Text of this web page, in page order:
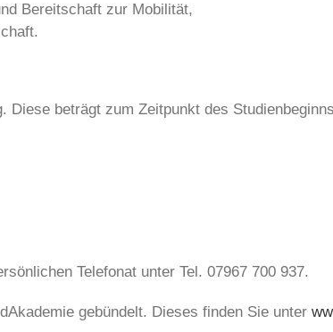
Bereitschaft zur Mobilität,
Diese beträgt zum Zeitpunkt des
Telefonat unter Tel. 07967 700 937.
gebündelt. Dieses finden Sie unter